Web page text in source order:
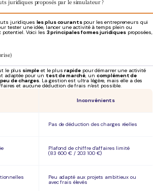
juridiques proposés par le simulateur ?
juridiques les plus courantspour les entrepreneurs qui
tester une idée, lancer une activité à temps plein ou
Voici les 3 principales formes juridiquesproposées,
le plus simple et le plus rapide pour démarrer une activité
adaptée pour un test de marché, un complément de
de charges. La gestion est ultra légère, mais elle a des
et aucune déduction de frais n’est possible.
Inconvénients
Pas de déduction des charges réelles
Plafond de chiffre d'affaires limité
(83 600 € / 203 100 €)
Peu adapté aux projets ambitieux ou
avec frais élevés